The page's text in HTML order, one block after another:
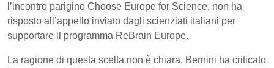
l’incontro parigino Choose Europe for Science, non ha
risposto all’appello inviato dagli scienziati italiani per
supportare il programma ReBrain Europe.
La ragione di questa scelta non è chiara. Bernini ha criticato